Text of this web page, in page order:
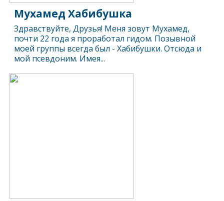
Мухамед Хабибушка
Здравствуйте, Друзья! Меня зовут Мухамед,
почти 22 года я проработал гидом. Позывной
моей группы всегда был - Хабибушки. Отсюда и
мой псевдоним. Имея...